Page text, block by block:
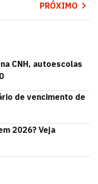
PRÓXIMO
CNH, autoescolas
de vencimento de
2026? Veja